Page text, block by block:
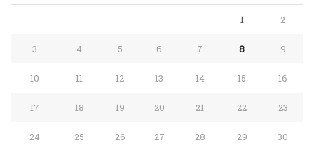
1 2
3 4 5 6 7 8 9
10 11 12 13 14 15 16
17 18 19 20 21 22 23
24 25 26 27 28 29 30